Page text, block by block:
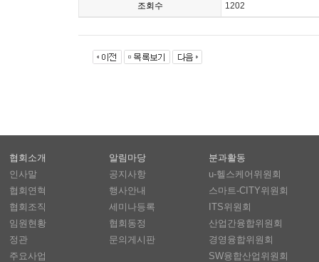
조회수 1202
협회소개
인사말
협회연혁
협회조직
임원현황
정관
주요사업
알림마당
공지사항
행사안내
세미나등록
협회동정
문의게시판
분과활동
u-헬스케어위원회
스마트-CITY위원회
ITS위원회
산업간융합위원회
경영융합위원회
SW융합산업위원회